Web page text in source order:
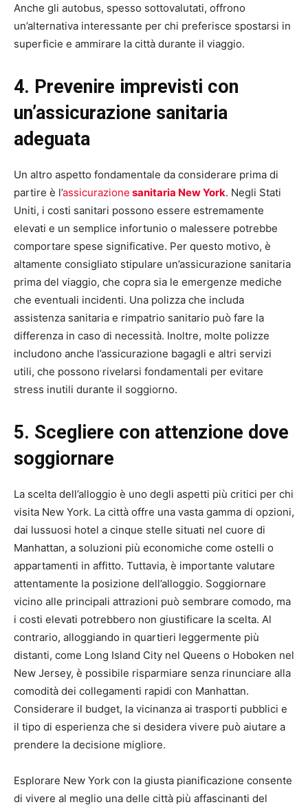
Anche gli autobus, spesso sottovalutati, offrono
un’alternativa interessante per chi preferisce spostarsi in
superficie e ammirare la città durante il viaggio.
4. Prevenire imprevisti con
un’assicurazione sanitaria
adeguata
Un altro aspetto fondamentale da considerare prima di
partire è l’assicurazione sanitaria New York. Negli Stati
Uniti, i costi sanitari possono essere estremamente
elevati e un semplice infortunio o malessere potrebbe
comportare spese significative. Per questo motivo, è
altamente consigliato stipulare un’assicurazione sanitaria
prima del viaggio, che copra sia le emergenze mediche
che eventuali incidenti. Una polizza che includa
assistenza sanitaria e rimpatrio sanitario può fare la
differenza in caso di necessità. Inoltre, molte polizze
includono anche l’assicurazione bagagli e altri servizi
utili, che possono rivelarsi fondamentali per evitare
stress inutili durante il soggiorno.
5. Scegliere con attenzione dove
soggiornare
La scelta dell’alloggio è uno degli aspetti più critici per chi
visita New York. La città offre una vasta gamma di opzioni,
dai lussuosi hotel a cinque stelle situati nel cuore di
Manhattan, a soluzioni più economiche come ostelli o
appartamenti in affitto. Tuttavia, è importante valutare
attentamente la posizione dell’alloggio. Soggiornare
vicino alle principali attrazioni può sembrare comodo, ma
i costi elevati potrebbero non giustificare la scelta. Al
contrario, alloggiando in quartieri leggermente più
distanti, come Long Island City nel Queens o Hoboken nel
New Jersey, è possibile risparmiare senza rinunciare alla
comodità dei collegamenti rapidi con Manhattan.
Considerare il budget, la vicinanza ai trasporti pubblici e
il tipo di esperienza che si desidera vivere può aiutare a
prendere la decisione migliore.
Esplorare New York con la giusta pianificazione consente
di vivere al meglio una delle città più affascinanti del